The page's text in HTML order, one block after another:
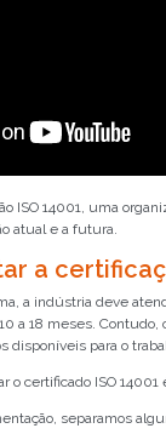
ISO 14001, uma
atual e a futura.
a
a indústria deve
a 18 meses.
disponíveis para o
o certificado ISO
separamos